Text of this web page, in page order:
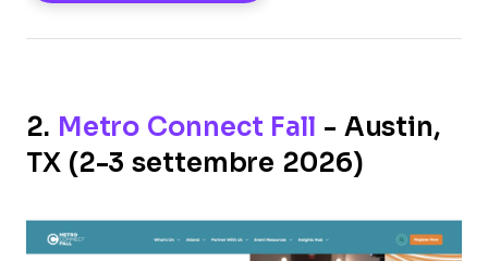
2. Metro Connect Fall - Austin,
TX (2-3 settembre 2026)